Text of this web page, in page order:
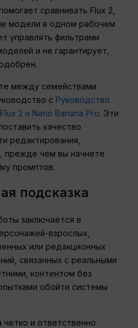
помогает сравнивать Flux 2,
модели в одном рабочем
управлять фильтрами
и не гарантирует,
между семействами
с Руководство
2 и Nano Banana Pro. Эти
качество
редактирования,
прежде чем вы начнете
промптов.
подсказка
заключается в
взрослых,
или редакционных
связанных с реальными
контентом без
обойти системы
и ответственно